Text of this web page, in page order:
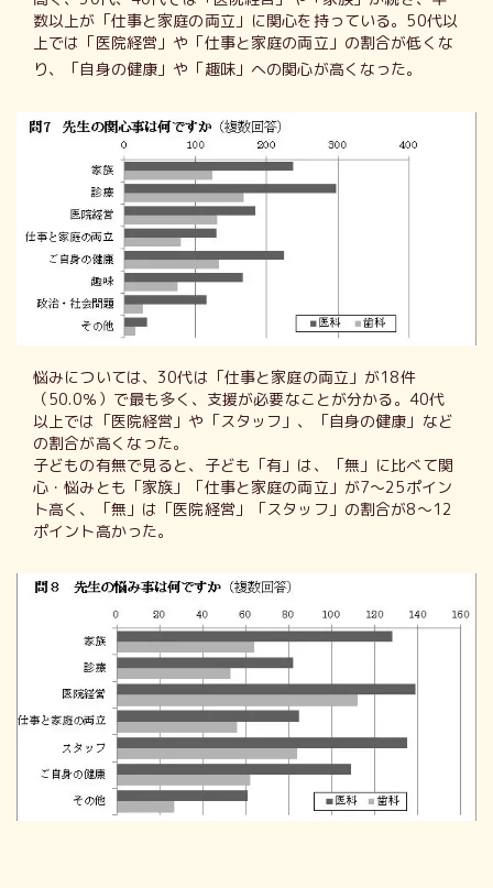
数以上が「仕事と家庭の両立」に関心を持っている。50代以
上では「医院経営」や「仕事と家庭の両立」の割合が低くな
り、「自身の健康」や「趣味」への関心が高くなった。
悩みについては、30代は「仕事と家庭の両立」が18件
（50.0％）で最も多く、支援が必要なことが分かる。40代
以上では「医院経営」や「スタッフ」、「自身の健康」など
の割合が高くなった。
子どもの有無で見ると、子ども「有」は、「無」に比べて関
心・悩みとも「家族」「仕事と家庭の両立」が7～25ポイン
ト高く、「無」は「医院経営」「スタッフ」の割合が8～12
ポイント高かった。